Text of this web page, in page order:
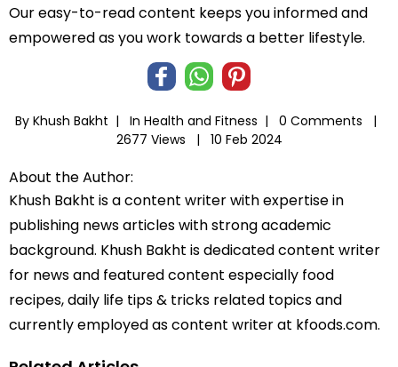
Our easy-to-read content keeps you informed and
empowered as you work towards a better lifestyle.
By Khush Bakht | In Health and Fitness |
0 Comments |
2677 Views |
10 Feb 2024
About the Author:
Khush Bakht is a content writer with expertise in
publishing news articles with strong academic
background. Khush Bakht is dedicated content writer
for news and featured content especially food
recipes, daily life tips & tricks related topics and
currently employed as content writer at kfoods.com.